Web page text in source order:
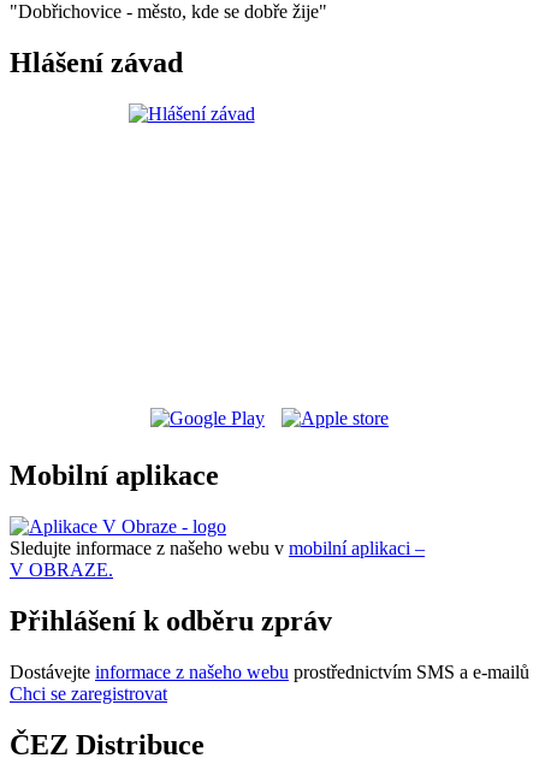
"Dobřichovice - město, kde se dobře žije"
Hlášení závad
Mobilní aplikace
Sledujte informace z našeho webu v mobilní aplikaci –
V OBRAZE.
Přihlášení k odběru zpráv
Dostávejte informace z našeho webu prostřednictvím SMS a e-mailů
Chci se zaregistrovat
ČEZ Distribuce